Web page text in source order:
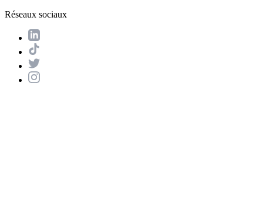
Réseaux sociaux